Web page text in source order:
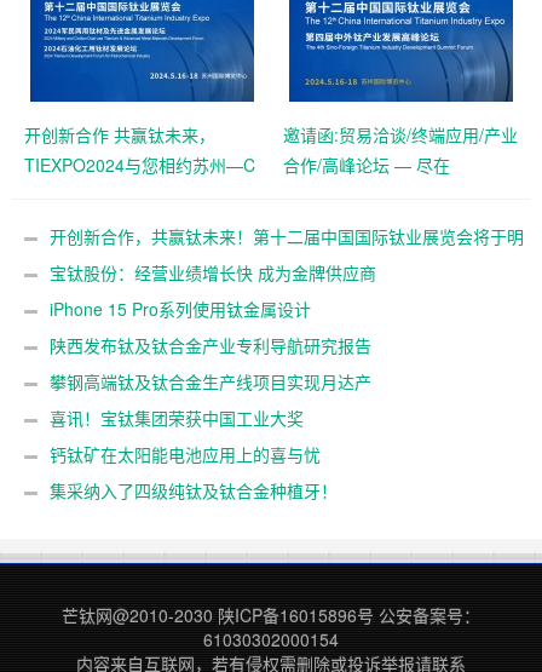
开创新合作 共赢钛未来，
TIEXPO2024与您相约苏州—C
邀请函:贸易洽谈/终端应用/产业
合作/高峰论坛 — 尽在
开创新合作，共赢钛未来！第十二届中国国际钛业展览会将于明
年5月在苏州举办
宝钛股份：经营业绩增长快 成为金牌供应商
iPhone 15 Pro系列使用钛金属设计
陕西发布钛及钛合金产业专利导航研究报告
攀钢高端钛及钛合金生产线项目实现月达产
喜讯！宝钛集团荣获中国工业大奖
钙钛矿在太阳能电池应用上的喜与忧
集采纳入了四级纯钛及钛合金种植牙！
芒钛网@2010-2030 陕ICP备16015896号 公安备案号：
61030302000154
内容来自互联网，若有侵权需删除或投诉举报请联系